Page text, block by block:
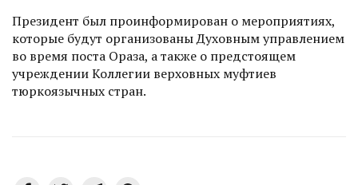
Президент был проинформирован о мероприятиях,
которые будут организованы Духовным управлением
во время поста Ораза, а также о предстоящем
учреждении Коллегии верховных муфтиев
тюркоязычных стран.